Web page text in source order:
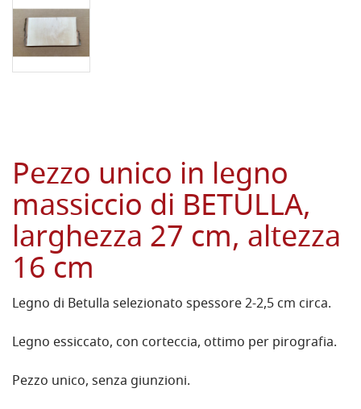
Pezzo unico in legno
massiccio di BETULLA,
larghezza 27 cm, altezza
16 cm
Legno di Betulla selezionato spessore 2-2,5 cm circa.
Legno essiccato, con corteccia, ottimo per pirografia.
Pezzo unico, senza giunzioni.